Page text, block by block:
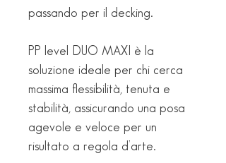
passando per il decking.
PP level DUO MAXI è la
soluzione ideale per chi cerca
massima flessibilità, tenuta e
stabilità, assicurando una posa
agevole e veloce per un
risultato a regola d’arte.